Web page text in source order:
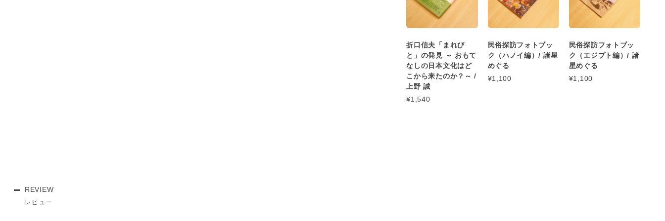
折口信夫「まれび
と」の発見 ～ おもて
なしの日本文化はど
こから来たのか？～ /
上野 誠
¥1,540
民俗探訪フォトブッ
ク（ハノイ編）/ 諸星
めぐる
¥1,100
民俗探訪フォトブッ
ク（エジプト編）/ 諸
星めぐる
¥1,100
REVIEW
レビュー